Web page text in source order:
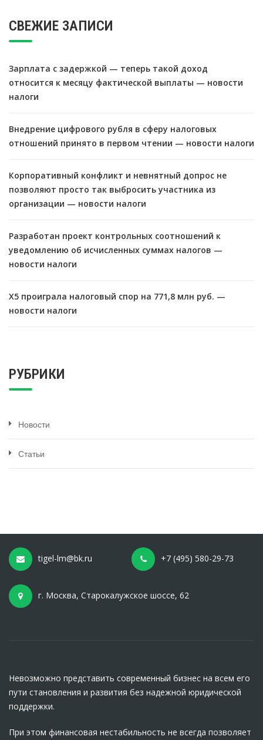
СВЕЖИЕ ЗАПИСИ
Зарплата с задержкой — теперь такой доход
относится к месяцу фактической выплаты — новости
налоги
Внедрение цифрового рубля в сферу налоговых
отношений принято в первом чтении — новости налоги
Корпоративный конфликт и невнятный допрос не
позволяют просто так выбросить участника из
организации — новости налоги
Разработан проект контрольных соотношений к
уведомлению об исчисленных суммах налогов —
новости налоги
X5 проиграла налоговый спор на 771,8 млн руб. —
новости налоги
РУБРИКИ
Новости
Статьи
tigel-lm@bk.ru +7 (495) 580-29-73
г. Москва, Старокалужское шоссе, 62
Невозможно представить современный бизнес на всем его
пути становления и развития без надежной юридической
поддержки.
При этом финансовая нестабильность не всегда позволяет